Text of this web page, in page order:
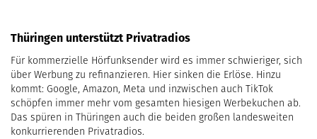
Thüringen unterstützt Privatradios
Für kommerzielle Hörfunksender wird es immer schwieriger, sich
über Werbung zu refinanzieren. Hier sinken die Erlöse. Hinzu
kommt: Google, Amazon, Meta und inzwischen auch TikTok
schöpfen immer mehr vom gesamten hiesigen Werbekuchen ab.
Das spüren in Thüringen auch die beiden großen landesweiten
konkurrierenden Privatradios.